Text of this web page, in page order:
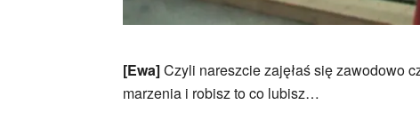
[Ewa]Czyli nareszcie zajęłaś się zawodowo
marzenia i robisz to co lubisz…